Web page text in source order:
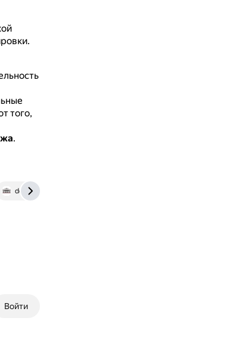
того,
.
ddt-chkalov.ru
Войти